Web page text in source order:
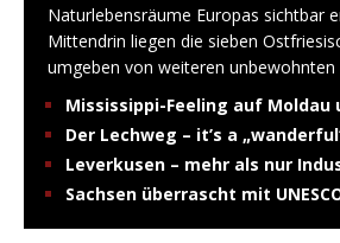
Naturlebensräume Europas sichtbar
Mittendrin liegen die sieben
umgeben von weiteren unbewohnten
Mississippi-Feeling auf Moldau
Der Lechweg – it’s a
Leverkusen – mehr als nur
Sachsen überrascht mit